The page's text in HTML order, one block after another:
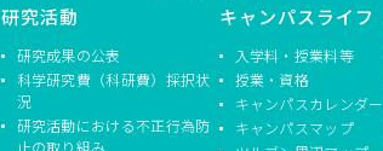
研究活動
研究成果の公表
科学研究費（科研費）採択状
況
研究活動における不正行為防
止の取り組み
キャンパスライフ
入学料・授業料等
授業・資格
キャンパスカレンダー
キャンパスマップ